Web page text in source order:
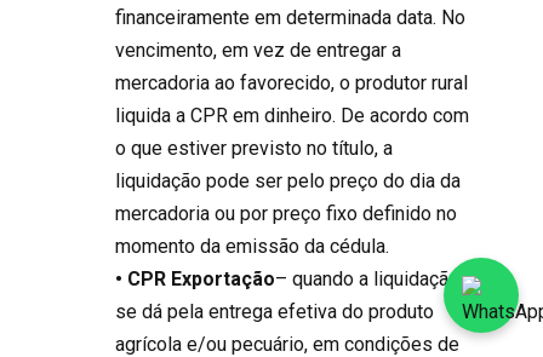
financeiramente em determinada data. No
vencimento, em vez de entregar a
mercadoria ao favorecido, o produtor rural
liquida a CPR em dinheiro. De acordo com
o que estiver previsto no título, a
liquidação pode ser pelo preço do dia da
mercadoria ou por preço fixo definido no
momento da emissão da cédula.
• CPR Exportação– quando a liquidação
se dá pela entrega efetiva do produto
agrícola e/ou pecuário, em condições de